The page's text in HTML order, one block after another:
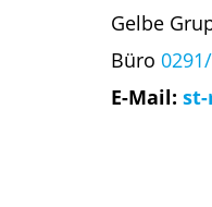
Gelbe
Büro
E-Mail: st-